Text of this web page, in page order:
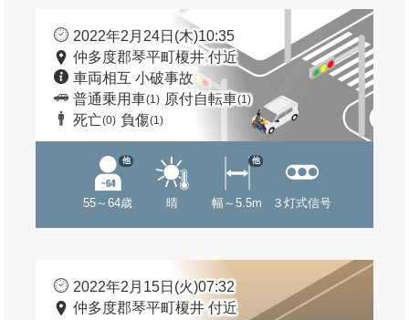
2022年2月24日(木)10:35
仲多度郡琴平町榎井 付近
車両相互 小破事故
普通乗用車(1) 原付自転車(1)
死亡(0) 負傷(1)
55～64歳
他
晴 幅～5.5m
他
３灯式信号
2022年2月15日(火)07:32
仲多度郡琴平町榎井 付近